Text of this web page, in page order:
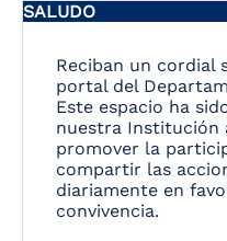
SALUDO
Reciban un cordial
portal del
Este espacio ha
nuestra Institución
promover la
compartir las
diariamente en
convivencia.